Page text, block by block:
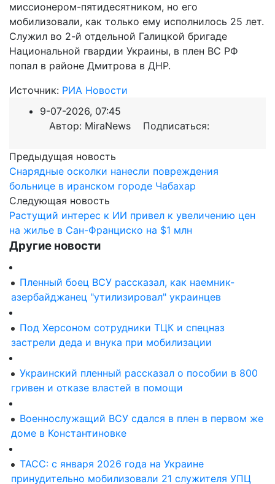
миссионером-пятидесятником, но его
мобилизовали, как только ему исполнилось 25 лет.
Служил во 2-й отдельной Галицкой бригаде
Национальной гвардии Украины, в плен ВС РФ
попал в районе Дмитрова в ДНР.
Источник: РИА Новости
9-07-2026, 07:45
Автор: MiraNews Подписаться:
Предыдущая новость
Снарядные осколки нанесли повреждения
больнице в иранском городе Чабахар
Следующая новость
Растущий интерес к ИИ привел к увеличению цен
на жилье в Сан-Франциско на $1 млн
Другие новости
Пленный боец ВСУ рассказал, как наемник-
азербайджанец "утилизировал" украинцев
Под Херсоном сотрудники ТЦК и спецназ
застрели деда и внука при мобилизации
Украинский пленный рассказал о пособии в 800
гривен и отказе властей в помощи
Военнослужащий ВСУ сдался в плен в первом же
доме в Константиновке
ТАСС: с января 2026 года на Украине
принудительно мобилизовали 21 служителя УПЦ